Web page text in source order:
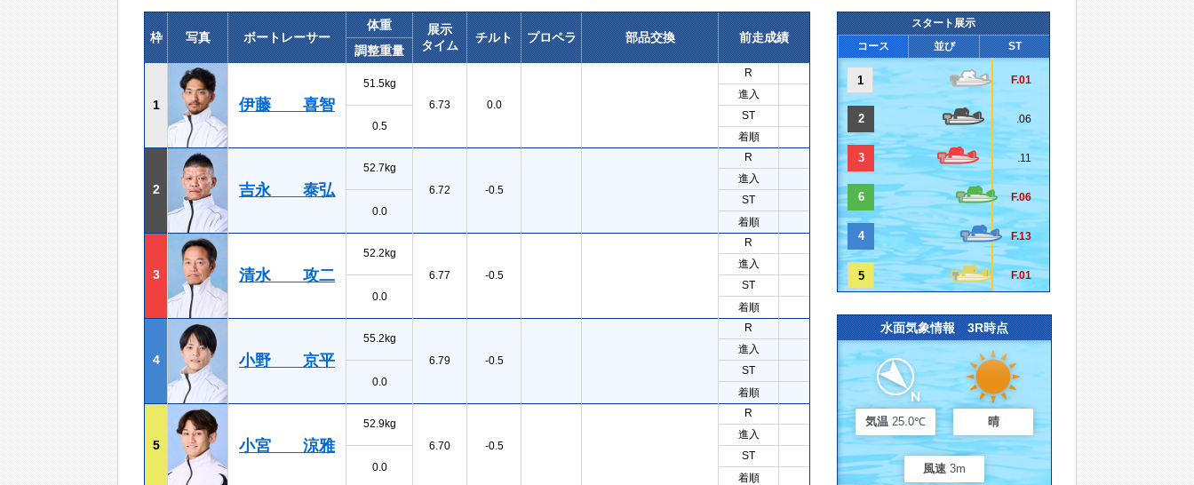
枠 写真 ボートレーサー
体重
展示
タイム
チルト プロペラ 部品交換
前走成績
調整重量
1 伊藤 喜智
51.5kg
6.73
0.0
R
進入
0.5
ST
着順
2 吉永 泰弘
52.7kg
6.72
-0.5
R
進入
0.0
ST
着順
3 清水 攻二
52.2kg
6.77
-0.5
R
進入
0.0
ST
着順
4 小野 京平
55.2kg
6.79
-0.5
R
進入
0.0
ST
着順
5 小宮 涼雅
52.9kg
6.70
-0.5
R
進入
0.0
ST
着順
スタート展示
コース
並び ST
1 F.01
2 .06
3 .11
6 F.06
4 F.13
5 F.01
水面気象情報 3R時点
気温 25.0℃ 晴
風速 3m